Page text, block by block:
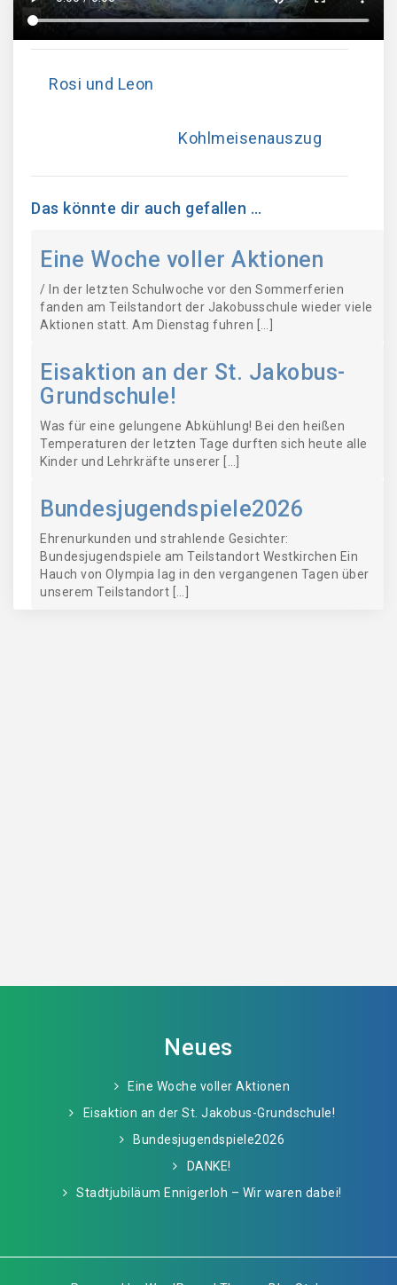
Rosi und Leon
Kohlmeisenauszug
Das könnte dir auch gefallen …
Eine Woche voller Aktionen
/ In der letzten Schulwoche vor den Sommerferien
fanden am Teilstandort der Jakobusschule wieder viele
Aktionen statt. Am Dienstag fuhren […]
Eisaktion an der St. Jakobus-
Grundschule!
Was für eine gelungene Abkühlung! Bei den heißen
Temperaturen der letzten Tage durften sich heute alle
Kinder und Lehrkräfte unserer […]
Bundesjugendspiele2026
Ehrenurkunden und strahlende Gesichter:
Bundesjugendspiele am Teilstandort Westkirchen Ein
Hauch von Olympia lag in den vergangenen Tagen über
unserem Teilstandort […]
Neues
Eine Woche voller Aktionen
Eisaktion an der St. Jakobus-Grundschule!
Bundesjugendspiele2026
DANKE!
Stadtjubiläum Ennigerloh – Wir waren dabei!